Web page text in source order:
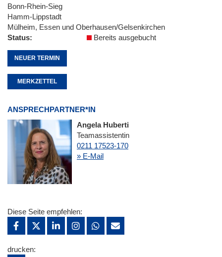
Bonn-Rhein-Sieg
Hamm-Lippstadt
Mülheim, Essen und Oberhausen/Gelsenkirchen
Status
Bereits ausgebucht
NEUER TERMIN
MERKZETTEL
ANSPRECHPARTNER*IN
Angela Huberti
Teamassistentin
0211 17523-170
» E-Mail
Diese Seite empfehlen:
drucken: